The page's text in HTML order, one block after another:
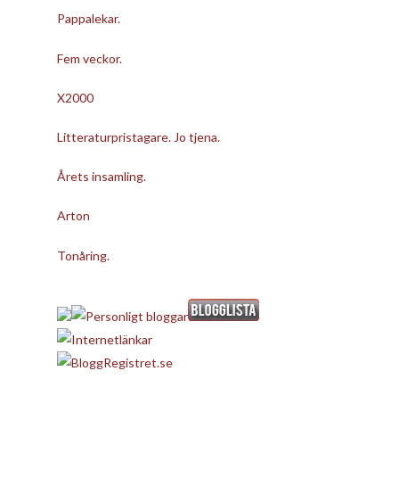
Pappalekar.
Fem veckor.
X2000
Litteraturpristagare. Jo tjena.
Årets insamling.
Arton
Tonåring.